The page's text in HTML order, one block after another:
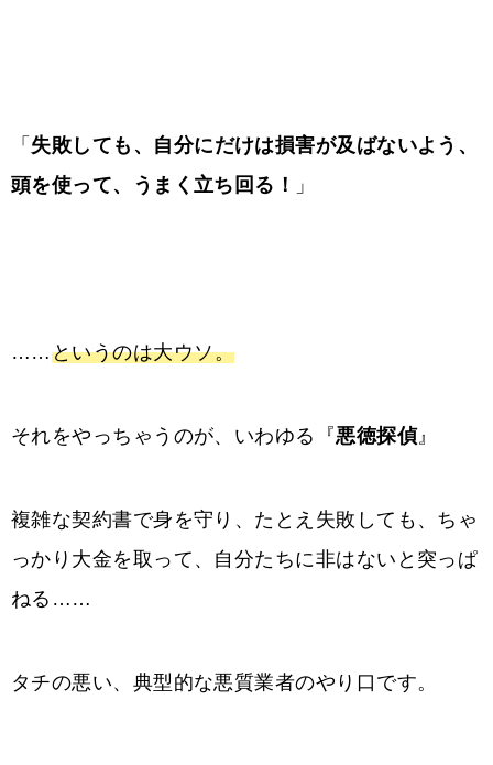
「 失敗しても、自分にだけは損害が及ばないよう、
頭を使って、うまく立ち回る！
」
……というのは大ウソ。
それをやっちゃうのが、いわゆる『悪徳探偵』
複雑な契約書で身を守り、たとえ失敗しても、ちゃ
っかり大金を取って、自分たちに非はないと突っぱ
ねる……
タチの悪い、典型的な悪質業者のやり口です。